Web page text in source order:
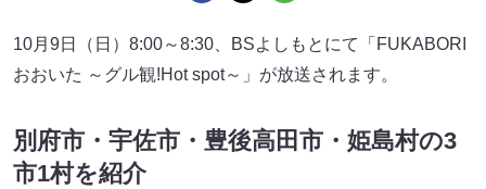
10月9日（日）8:00～8:30、BSよしもとにて「FUKABORI
おおいた ～グル観!Hot spot～」が放送されます。
別府市・宇佐市・豊後高田市・姫島村の3
市1村を紹介